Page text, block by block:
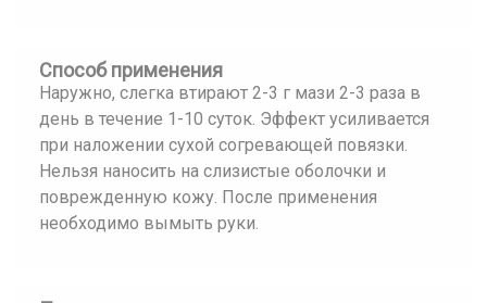
Способ применения
Наружно, слегка втирают 2-3 г мази 2-3 раза в
день в течение 1-10 суток. Эффект усиливается
при наложении сухой согревающей повязки.
Нельзя наносить на слизистые оболочки и
поврежденную кожу. После применения
необходимо вымыть руки.